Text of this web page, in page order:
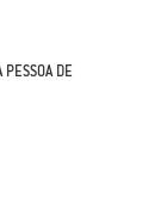
PESSOA DE